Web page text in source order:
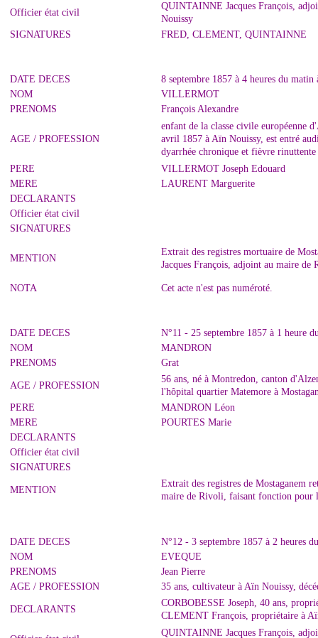
Officier état civil
QUINTAINNE Jacques François,
Nouissy
SIGNATURES
FRED, CLEMENT, QUINTAINNE
DATE DECES
8 septembre 1857 à 4 heures du matin
NOM
VILLERMOT
PRENOMS
François Alexandre
AGE / PROFESSION
enfant de la classe civile européenne
avril 1857 à Aïn Nouissy, est entré
dyarrhée chronique et fièvre rinuttente
PERE
VILLERMOT Joseph Edouard
MERE
LAURENT Marguerite
DECLARANTS
Officier état civil
SIGNATURES
MENTION
Extrait des registres mortuaire de
Jacques François, adjoint au maire
NOTA Cet acte n'est pas numéroté.
DATE DECES
N°11 - 25 septembre 1857 à 1 heure
NOM
MANDRON
PRENOMS
Grat
AGE / PROFESSION
56 ans, né à Montredon, canton
l'hôpital quartier Matemore à
PERE
MANDRON Léon
MERE
POURTES Marie
DECLARANTS
Officier état civil
SIGNATURES
MENTION
Extrait des registres de Mostaganem
maire de Rivoli, faisant fonction pour
DATE DECES
N°12 - 3 septembre 1857 à 2 heures
NOM
EVEQUE
PRENOMS
Jean Pierre
AGE / PROFESSION
35 ans, cultivateur à Aïn Nouissy,
DECLARANTS
CORBOBESSE Joseph, 40 ans,
CLEMENT François, propriétaire à
QUINTAINNE Jacques François,